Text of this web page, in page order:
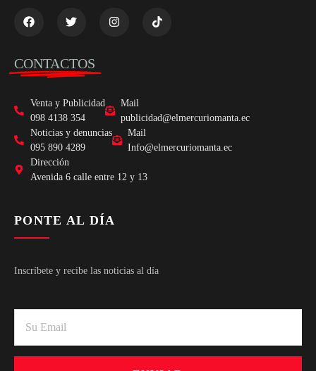
CONTACTOS
Venta y Publicidad
098 4138 354
Mail
publicidad@elmercuriomanta.ec
Noticias y denuncias
095 890 4289
Mail
Info@elmercuriomanta.ec
Dirección
Avenida 6 calle entre 12 y 13
PONTE AL DÍA
Inscríbete y recibe las noticias al día